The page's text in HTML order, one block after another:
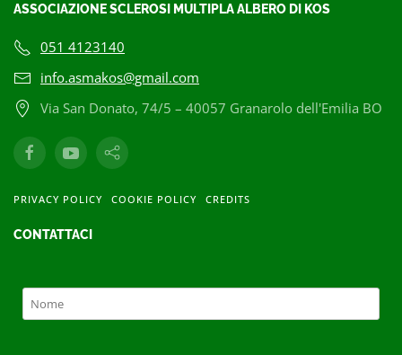
ASSOCIAZIONE SCLEROSI MULTIPLA ALBERO DI KOS
051 4123140
info.asmakos@gmail.com
Via San Donato, 74/5 – 40057 Granarolo dell'Emilia BO
PRIVACY POLICY COOKIE POLICY CREDITS
CONTATTACI